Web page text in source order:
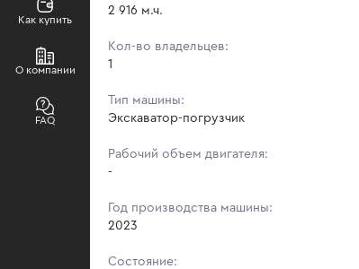
Как купить
О компании
FAQ
2 916 м.ч.
Кол-во владельцев:
1
Тип машины:
Экскаватор-погрузчик
Рабочий объем двигателя:
-
Год производства машины:
2023
Состояние: